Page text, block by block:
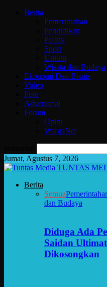
Berita
Pemerintahan
Pendidikan
Politik
Sport
Umum
Wisata dan Budaya
Ekonomi Dan Bisnis
Video
Foto
Advertorial
Forum
Opini
WargaNet
Jumat, Agustus 7, 2026
TUNTAS
Berita
Semua
dan Budaya
Diduga Ada
Saidan
Dikosongkan